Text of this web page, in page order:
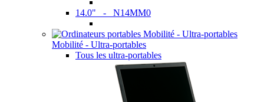
14.0" - N14MM0
Mobilité - Ultra-portables
Tous les ultra-portables